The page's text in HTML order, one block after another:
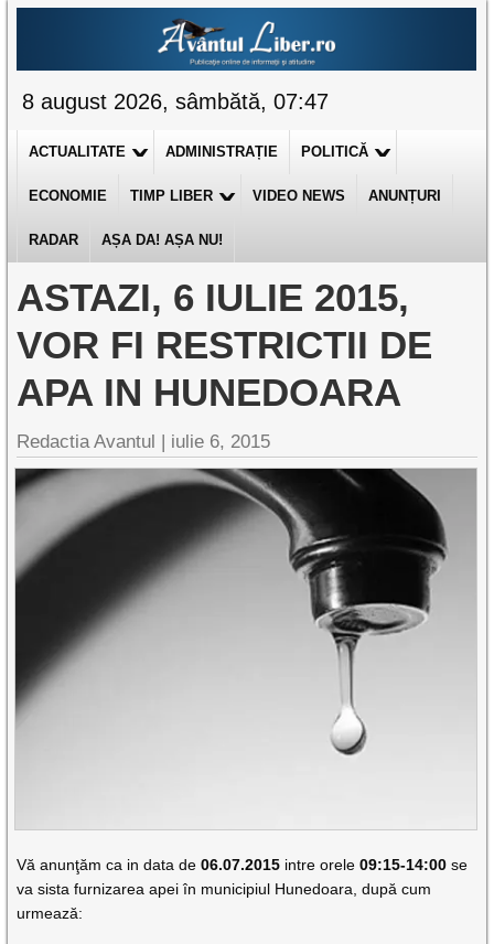
8 august 2026, sâmbătă, 07:47
ACTUALITATE ADMINISTRAȚIE POLITICĂ
ECONOMIE TIMP LIBER VIDEO NEWS ANUNȚURI
RADAR AȘA DA! AȘA NU!
ASTAZI, 6 IULIE 2015,
VOR FI RESTRICTII DE
APA IN HUNEDOARA
Redactia Avantul | iulie 6, 2015
Vă anunţăm ca in data de 06.07.2015 intre orele09:15-14:00 se
va sista furnizarea apei în municipiul Hunedoara, după cum
urmează: